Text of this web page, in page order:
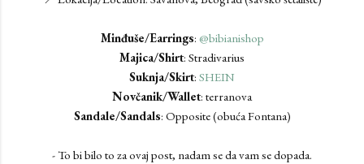
Minđuše/Earrings: @bibianishop
Majica/Shirt: Stradivarius
Suknja/Skirt: SHEIN
Novčanik/Wallet: terranova
Sandale/Sandals: Opposite (obuća Fontana)
- To bi bilo to za ovaj post, nadam se da vam se dopada.